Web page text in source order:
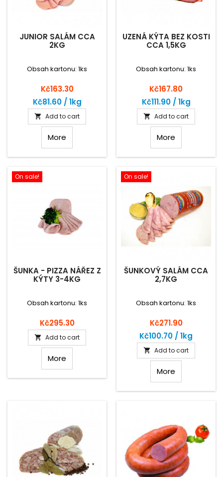
JUNIOR SALÁM CCA
2KG
Obsah kartonu: 1ks
Price
Kč163.30
Kč81.60 / 1kg
 Add to cart
More
UZENÁ KÝTA BEZ KOSTI
CCA 1,5KG
Obsah kartonu: 1ks
Price
Kč167.80
Kč111.90 / 1kg
 Add to cart
More
On sale!
ŠUNKA - PIZZA NÁŘEZ Z
KÝTY 3-4KG
Obsah kartonu: 1ks
Price
Kč295.30
 Add to cart
More
On sale!
ŠUNKOVÝ SALÁM CCA
2,7KG
Obsah kartonu: 1ks
Price
Kč271.90
Kč100.70 / 1kg
 Add to cart
More